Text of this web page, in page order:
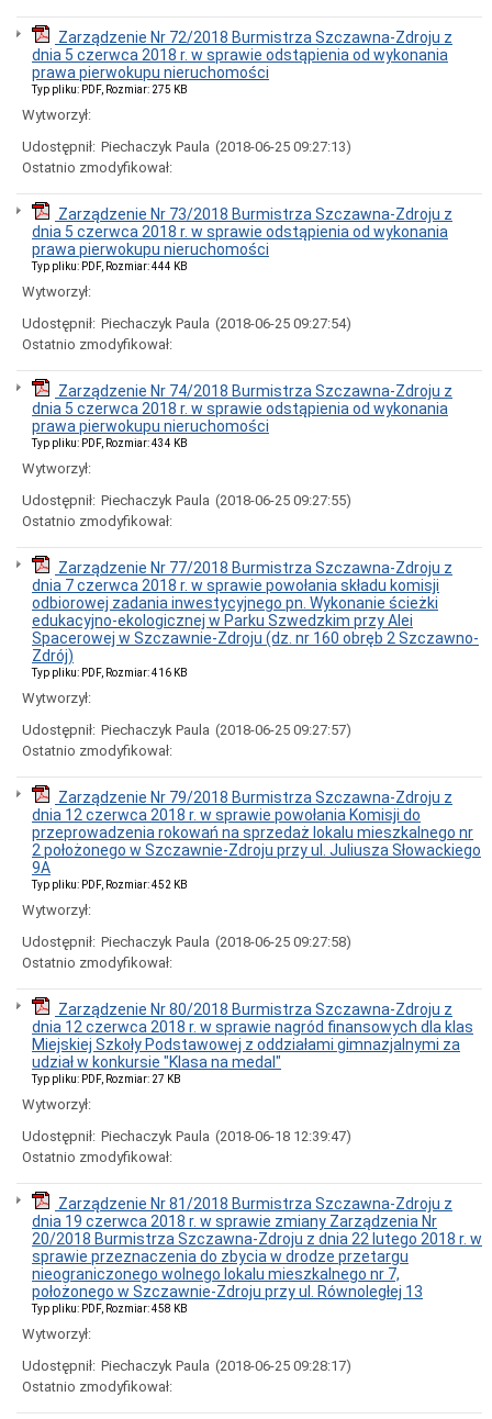
Zarządzenie Nr 72/2018 Burmistrza Szczawna-Zdroju z
dnia 5 czerwca 2018 r. w sprawie odstąpienia od wykonania
prawa pierwokupu nieruchomości
Typ pliku: PDF, Rozmiar: 275 KB
Wytworzył:
Udostępnił: Piechaczyk Paula (2018-06-25 09:27:13)
Ostatnio zmodyfikował:
Zarządzenie Nr 73/2018 Burmistrza Szczawna-Zdroju z
dnia 5 czerwca 2018 r. w sprawie odstąpienia od wykonania
prawa pierwokupu nieruchomości
Typ pliku: PDF, Rozmiar: 444 KB
Wytworzył:
Udostępnił: Piechaczyk Paula (2018-06-25 09:27:54)
Ostatnio zmodyfikował:
Zarządzenie Nr 74/2018 Burmistrza Szczawna-Zdroju z
dnia 5 czerwca 2018 r. w sprawie odstąpienia od wykonania
prawa pierwokupu nieruchomości
Typ pliku: PDF, Rozmiar: 434 KB
Wytworzył:
Udostępnił: Piechaczyk Paula (2018-06-25 09:27:55)
Ostatnio zmodyfikował:
Zarządzenie Nr 77/2018 Burmistrza Szczawna-Zdroju z
dnia 7 czerwca 2018 r. w sprawie powołania składu komisji
odbiorowej zadania inwestycyjnego pn. Wykonanie ścieżki
edukacyjno-ekologicznej w Parku Szwedzkim przy Alei
Spacerowej w Szczawnie-Zdroju (dz. nr 160 obręb 2 Szczawno-
Zdrój)
Typ pliku: PDF, Rozmiar: 416 KB
Wytworzył:
Udostępnił: Piechaczyk Paula (2018-06-25 09:27:57)
Ostatnio zmodyfikował:
Zarządzenie Nr 79/2018 Burmistrza Szczawna-Zdroju z
dnia 12 czerwca 2018 r. w sprawie powołania Komisji do
przeprowadzenia rokowań na sprzedaż lokalu mieszkalnego nr
2 położonego w Szczawnie-Zdroju przy ul. Juliusza Słowackiego
9A
Typ pliku: PDF, Rozmiar: 452 KB
Wytworzył:
Udostępnił: Piechaczyk Paula (2018-06-25 09:27:58)
Ostatnio zmodyfikował:
Zarządzenie Nr 80/2018 Burmistrza Szczawna-Zdroju z
dnia 12 czerwca 2018 r. w sprawie nagród finansowych dla klas
Miejskiej Szkoły Podstawowej z oddziałami gimnazjalnymi za
udział w konkursie "Klasa na medal"
Typ pliku: PDF, Rozmiar: 27 KB
Wytworzył:
Udostępnił: Piechaczyk Paula (2018-06-18 12:39:47)
Ostatnio zmodyfikował:
Zarządzenie Nr 81/2018 Burmistrza Szczawna-Zdroju z
dnia 19 czerwca 2018 r. w sprawie zmiany Zarządzenia Nr
20/2018 Burmistrza Szczawna-Zdroju z dnia 22 lutego 2018 r. w
sprawie przeznaczenia do zbycia w drodze przetargu
nieograniczonego wolnego lokalu mieszkalnego nr 7,
położonego w Szczawnie-Zdroju przy ul. Równoległej 13
Typ pliku: PDF, Rozmiar: 458 KB
Wytworzył:
Udostępnił: Piechaczyk Paula (2018-06-25 09:28:17)
Ostatnio zmodyfikował: